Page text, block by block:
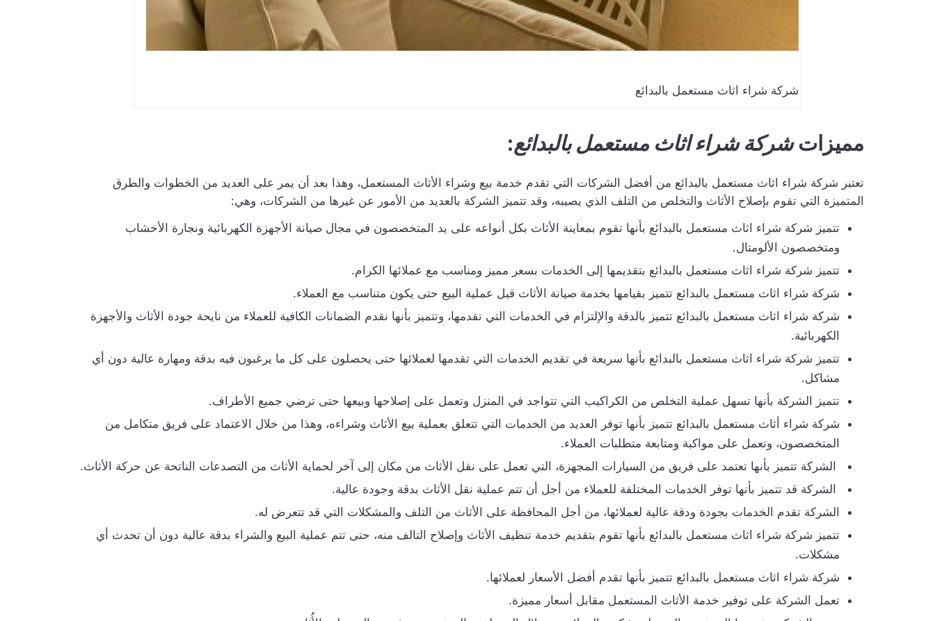
شركة شراء اثاث مستعمل بالبدائع
مميزاتشركة شراء اثاث مستعمل بالبدائع:
تعتبر شركة شراء اثاث مستعمل بالبدائع من أفضل الشركات التي تقدم خدمة بيع وشراء الأثاث المستعمل، وهذا بعد أن يمر على العديد من الخطوات والطرق
المتميزة التي تقوم بإصلاح الأثاث والتخلص من التلف الذي يصيبه، وقد تتميز الشركة بالعديد من الأمور عن غيرها من الشركات، وهي:
تتميز شركة شراء اثاث مستعمل بالبدائع بأنها تقوم بمعاينة الأثاث بكل أنواعه على يد المتخصصون في مجال صيانة الأجهزة الكهربائية ونجارة الأخشاب
ومتخصصون الألومتال.
تتميز شركة شراء اثاث مستعمل بالبدائع بتقديمها إلى الخدمات بسعر مميز ومناسب مع عملائها الكرام.
شركة شراء اثاث مستعمل بالبدائع تتميز بقيامها بخدمة صيانة الأثاث قبل عملية البيع حتى يكون متناسب مع العملاء.
شركة شراء اثاث مستعمل بالبدائع تتميز بالدقة والإلتزام في الخدمات التي تقدمها، وتتميز بأنها نقدم الضمانات الكافية للعملاء من نايحة جودة الأثاث والأجهزة
الكهربائية.
تتميز شركة شراء اثاث مستعمل بالبدائع بأنها سريعة في تقديم الخدمات التي تقدمها لعملائها حتى يحصلون على كل ما يرغبون فيه بدقة ومهارة عالية دون أي
مشاكل.
تتميز الشركة بأنها تسهل عملية التخلص من الكراكيب التي تتواجد في المنزل وتعمل على إصلاحها وبيعها حتى ترضي جميع الأطراف.
شركة شراء أثاث مستعمل بالبدائع تتميز بأنها توفر العديد من الخدمات التي تتعلق بعملية بيع الأثاث وشراءه، وهذا من خلال الاعتماد على فريق متكامل من
المتخصصون، وتعمل على مواكبة ومتابعة متطلبات العملاء.
الشركة تتميز بأنها تعتمد على فريق من السيارات المجهزة، التي تعمل على نقل الأثاث من مكان إلى آخر لحماية الأثاث من التصدعات الناتحة عن حركة الأثاث.
الشركة قد تتميز بأنها توفر الخدمات المختلفة للعملاء من أجل أن تتم عملية نقل الأثاث بدقة وجودة عالية.
الشركة تقدم الخدمات بجودة ودقة عالية لعملائها، من أجل المحافظة على الأثاث من التلف والمشكلات التي قد تتعرض له.
تتميز شركة شراء اثاث مستعمل بالبدائع بأنها تقوم بتقديم خدمة تنظيف الأثاث وإصلاح التالف منه، حتى تتم عملية البيع والشراء بدقة عالية دون أن تحدث أي
مشكلات.
شركة شراء اثاث مستعمل بالبدائع تتميز بأنها تقدم أفضل الأسعار لعملائها.
تعمل الشركة على توفير خدمة الأثاث المستعمل مقابل أسعار مميزة.